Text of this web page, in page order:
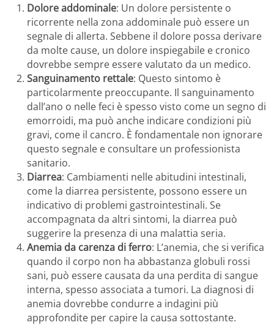
Dolore addominale: Un dolore persistente o
ricorrente nella zona addominale può essere un
segnale di allerta. Sebbene il dolore possa derivare
da molte cause, un dolore inspiegabile e cronico
dovrebbe sempre essere valutato da un medico.
Sanguinamento rettale: Questo sintomo è
particolarmente preoccupante. Il sanguinamento
dall’ano o nelle feci è spesso visto come un segno di
emorroidi, ma può anche indicare condizioni più
gravi, come il cancro. È fondamentale non ignorare
questo segnale e consultare un professionista
sanitario.
Diarrea: Cambiamenti nelle abitudini intestinali,
come la diarrea persistente, possono essere un
indicativo di problemi gastrointestinali. Se
accompagnata da altri sintomi, la diarrea può
suggerire la presenza di una malattia seria.
Anemia da carenza di ferro: L’anemia, che si verifica
quando il corpo non ha abbastanza globuli rossi
sani, può essere causata da una perdita di sangue
interna, spesso associata a tumori. La diagnosi di
anemia dovrebbe condurre a indagini più
approfondite per capire la causa sottostante.